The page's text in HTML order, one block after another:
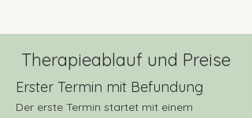
Therapieablauf und Preise
Erster Termin mit Befundung
Der erste Termin startet mit einem